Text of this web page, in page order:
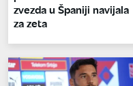
zvezda u Španiji navijala
za zeta